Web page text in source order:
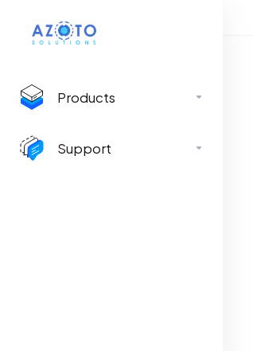
Products
Support